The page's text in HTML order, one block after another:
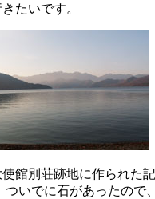
たいです。
館別荘跡地に作られた
いでに石があったので